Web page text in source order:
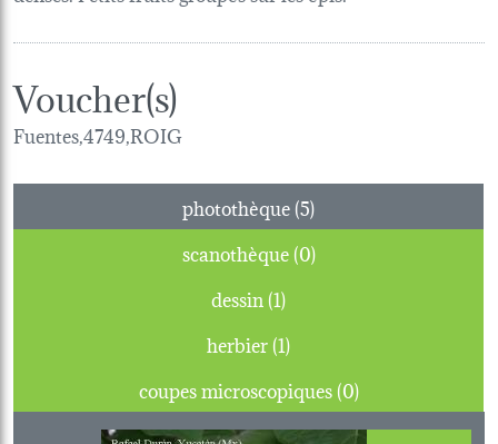
Voucher(s)
Fuentes,4749,ROIG
photothèque (5)
scanothèque (0)
dessin (1)
herbier (1)
coupes microscopiques (0)